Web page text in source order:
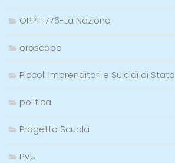
OPPT 1776-La Nazione
oroscopo
Piccoli Imprenditori e Suicidi di Stato
politica
Progetto Scuola
PVU